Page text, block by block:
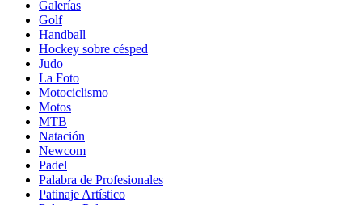
Galerías
Golf
Handball
Hockey sobre césped
Judo
La Foto
Motociclismo
Motos
MTB
Natación
Newcom
Padel
Palabra de Profesionales
Patinaje Artístico